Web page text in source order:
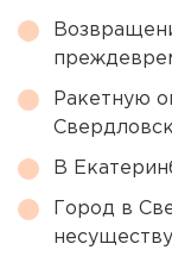
Ракетную
В
Город в